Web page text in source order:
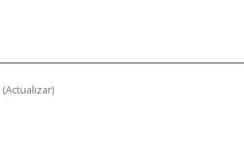
(Actualizar)